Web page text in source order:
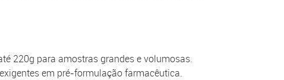
220g para amostras grandes e volumosas.
em pré-formulação farmacêutica.